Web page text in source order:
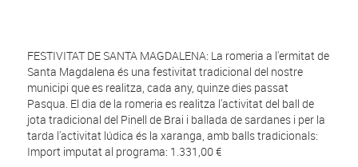
FESTIVITAT DE SANTA MAGDALENA: La romeria a l'ermitat de
Santa Magdalena és una festivitat tradicional del nostre
municipi que es realitza, cada any, quinze dies passat
Pasqua. El dia de la romeria es realitza l'activitat del ball de
jota tradicional del Pinell de Brai i ballada de sardanes i per la
tarda l'activitat lúdica és la xaranga, amb balls tradicionals:
Import imputat al programa: 1.331,00 €